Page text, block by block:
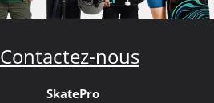
Contactez-nous
SkatePro